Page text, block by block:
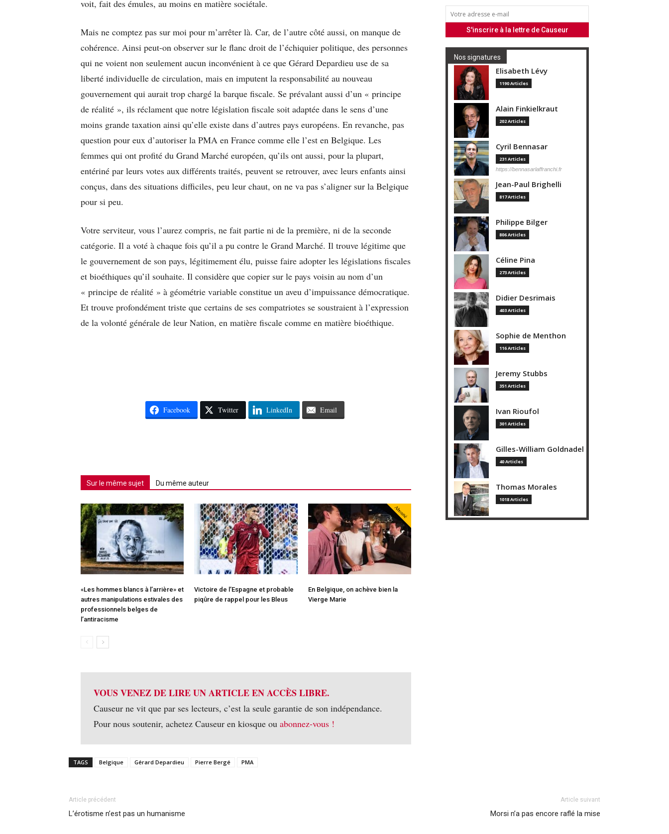
voit, fait des émules, au moins en matière sociétale.
Mais ne comptez pas sur moi pour m’arrêter là. Car, de l’autre côté aussi, on manque de
cohérence. Ainsi peut-on observer sur le flanc droit de l’échiquier politique, des personnes
qui ne voient non seulement aucun inconvénient à ce que Gérard Depardieu use de sa
liberté individuelle de circulation, mais en imputent la responsabilité au nouveau
gouvernement qui aurait trop chargé la barque fiscale. Se prévalant aussi d’un « principe
de réalité », ils réclament que notre législation fiscale soit adaptée dans le sens d’une
moins grande taxation ainsi qu’elle existe dans d’autres pays européens. En revanche, pas
question pour eux d’autoriser la PMA en France comme elle l’est en Belgique. Les
femmes qui ont profité du Grand Marché européen, qu’ils ont aussi, pour la plupart,
entériné par leurs votes aux différents traités, peuvent se retrouver, avec leurs enfants ainsi
conçus, dans des situations difficiles, peu leur chaut, on ne va pas s’aligner sur la Belgique
pour si peu.
Votre serviteur, vous l’aurez compris, ne fait partie ni de la première, ni de la seconde
catégorie. Il a voté à chaque fois qu’il a pu contre le Grand Marché. Il trouve légitime que
le gouvernement de son pays, légitimement élu, puisse faire adopter les législations fiscales
et bioéthiques qu’il souhaite. Il considère que copier sur le pays voisin au nom d’un
« principe de réalité » à géométrie variable constitue un aveu d’impuissance démocratique.
Et trouve profondément triste que certains de ses compatriotes se soustraient à l’expression
de la volonté générale de leur Nation, en matière fiscale comme en matière bioéthique.
Facebook Twitter LinkedIn Email
Sur le même sujet Du même auteur
«Les hommes blancs à l’arrière» et
autres manipulations estivales des
professionnels belges de
l’antiracisme
Victoire de l’Espagne et probable
piqûre de rappel pour les Bleus
Abonné
En Belgique, on achève bien la
Vierge Marie
VOUS VENEZ DE LIRE UN ARTICLE EN ACCÈS LIBRE.
Causeur ne vit que par ses lecteurs, c’est la seule garantie de son indépendance.
Pour nous soutenir, achetez Causeur en kiosque ou abonnez-vous !
Nos signatures
Elisabeth Lévy
1190 Articles
Alain Finkielkraut
202 Articles
Cyril Bennasar
231 Articles
https://bennasarlaffranchi.fr
Jean-Paul Brighelli
817 Articles
Philippe Bilger
806 Articles
Céline Pina
273 Articles
Didier Desrimais
403 Articles
Sophie de Menthon
116 Articles
Jeremy Stubbs
351 Articles
Ivan Rioufol
301 Articles
Gilles-William Goldnadel
40 Articles
Thomas Morales
1018 Articles
TAGS Belgique Gérard Depardieu Pierre Bergé PMA
Article précédent
L’érotisme n’est pas un humanisme
Article suivant
Morsi n’a pas encore raflé la mise